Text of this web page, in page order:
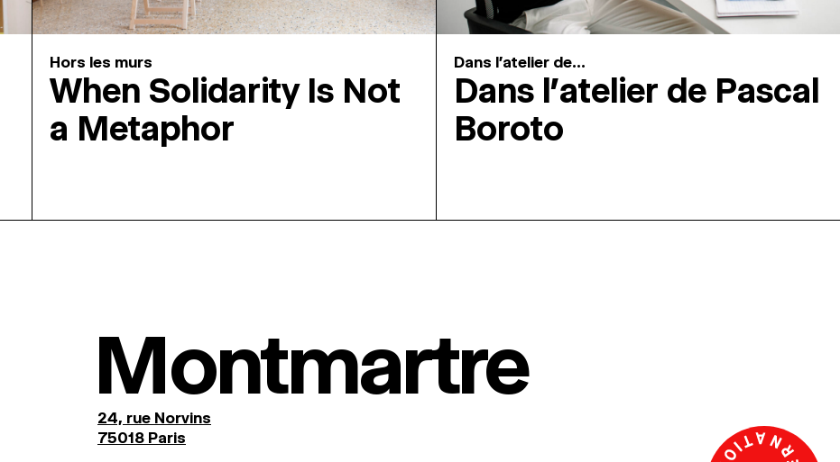
Hors les murs
When Solidarity Is Not
a Metaphor
Dans l'atelier de...
Dans l’atelier de Pascal
Boroto
Montmartre
24, rue Norvins
75018 Paris